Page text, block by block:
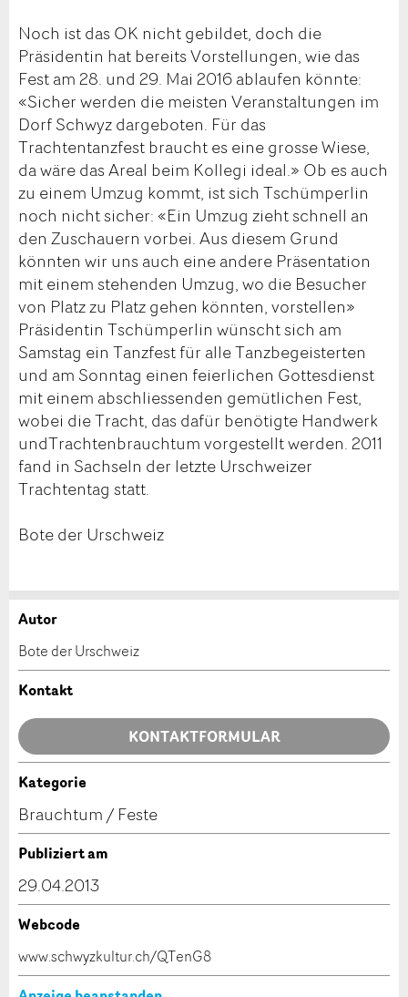
Noch ist das OK nicht gebildet, doch die
Präsidentin hat bereits Vorstellungen, wie das
Fest am 28. und 29. Mai 2016 ablaufen könnte:
«Sicher werden die meisten Veranstaltungen im
Dorf Schwyz dargeboten. Für das
Trachtentanzfest braucht es eine grosse Wiese,
da wäre das Areal beim Kollegi ideal.» Ob es auch
zu einem Umzug kommt, ist sich Tschümperlin
noch nicht sicher: «Ein Umzug zieht schnell an
den Zuschauern vorbei. Aus diesem Grund
könnten wir uns auch eine andere Präsentation
mit einem stehenden Umzug, wo die Besucher
von Platz zu Platz gehen könnten, vorstellen»
Präsidentin Tschümperlin wünscht sich am
Samstag ein Tanzfest für alle Tanzbegeisterten
und am Sonntag einen feierlichen Gottesdienst
mit einem abschliessenden gemütlichen Fest,
wobei die Tracht, das dafür benötigte Handwerk
undTrachtenbrauchtum vorgestellt werden. 2011
fand in Sachseln der letzte Urschweizer
Trachtentag statt.
Bote der Urschweiz
Anzeige beanstanden
Ihr Feedback wird sehr geschätzt!
Allgemeines Feedback
Anzeige nicht mehr gültig
Anzeige unvollständig
Anzeige weiterempfehlen
Empfehlen Sie diese Anzeige an Freunde weiter.
* Eingabe erforderlich
Autor
Bote der Urschweiz
Kontakt
KONTAKTFORMULAR
Kontakt
Verfassen Sie eine Nachricht für die Kontaktpersonen
Kategorie
Brauchtum / Feste
Publiziert am
29.04.2013
Webcode
www.schwyzkultur.ch/QTenG8